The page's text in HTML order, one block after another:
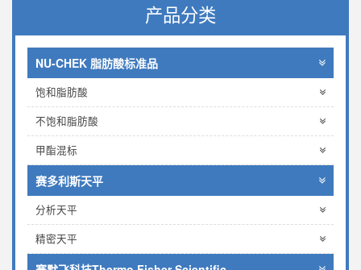
产品分类
NU-CHEK 脂肪酸标准品
饱和脂肪酸
不饱和脂肪酸
甲酯混标
赛多利斯天平
分析天平
精密天平